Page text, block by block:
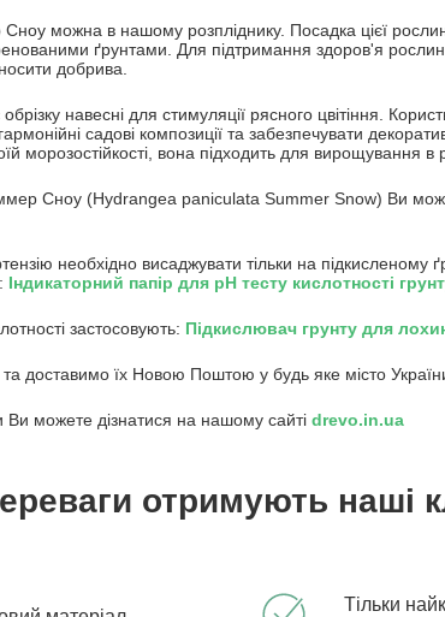
Сноу можна в нашому розпліднику. Посадка цієї
ґрунтами. Для підтримання здоров'я
добрива.
навесні для стимуляції рясного цвітіння.
садові композиції та забезпечувати
морозостійкості, вона підходить для вирощування в
Сноу (Hydrangea paniculata Summer Snow) Ви
необхідно висаджувати тільки на підкисленому
Індикаторний папір для pH тесту кислотності
застосовують: Підкислювач грунту для
доставимо їх Новою Поштою у будь яке місто
Ви можете дізнатися на нашому сайті drevo.in.ua
отримують наші
Тільки